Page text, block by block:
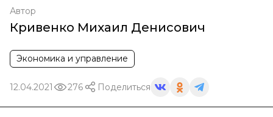
Автор
Кривенко Михаил Денисович
Экономика и управление
12.04.2021 276 Поделиться